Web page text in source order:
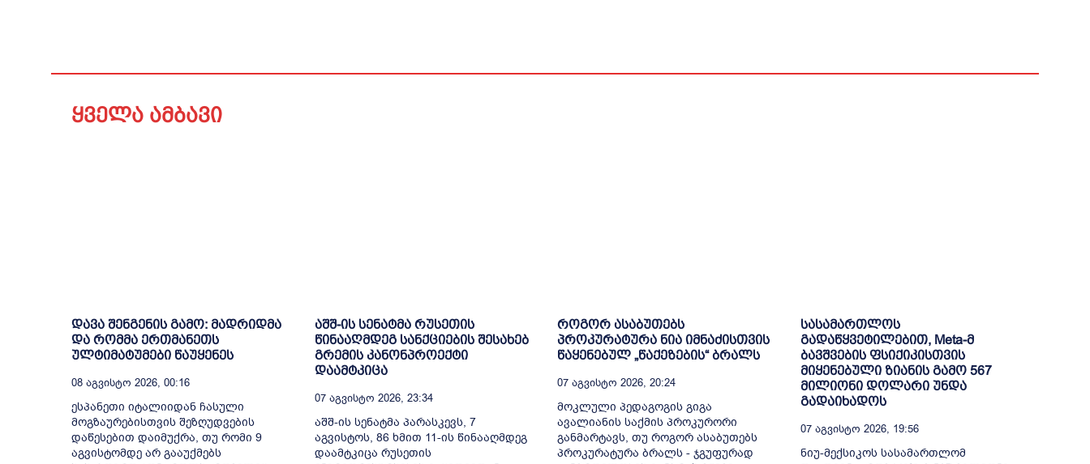
ყველა ამბავი
დავა შენგენის გამო: მადრიდმა
და რომმა ერთმანეთს
ულტიმატუმები წაუყენეს
08 Აგვისტო 2026, 00:16
ესპანეთი იტალიიდან ჩასული
მოგზაურებისთვის შეზღუდვების
დაწესებით დაიმუქრა, თუ რომი 9
აგვისტომდე არ გააუქმებს
აშშ-ის სენატმა რუსეთის
წინააღმდეგ სანქციების შესახებ
გრემის კანონპროექტი
დაამტკიცა
07 Აგვისტო 2026, 23:34
აშშ-ის სენატმა პარასკევს, 7
აგვისტოს, 86 ხმით 11-ის წინააღმდეგ
დაამტკიცა რუსეთის
როგორ ასაბუთებს
პროკურატურა ნია იმნაძისთვის
წაყენებულ „წაქეზების“ ბრალს
07 Აგვისტო 2026, 20:24
მოკლული პედაგოგის გიგა
ავალიანის საქმის პროკურორი
განმარტავს, თუ როგორ ასაბუთებს
პროკურატურა ბრალს - ჯგუფურად
სასამართლოს
გადაწყვეტილებით, Meta-მ
ბავშვების ფსიქიკისთვის
მიყენებული ზიანის გამო 567
მილიონი დოლარი უნდა
გადაიხადოს
07 Აგვისტო 2026, 19:56
ნიუ-მექსიკოს სასამართლომ